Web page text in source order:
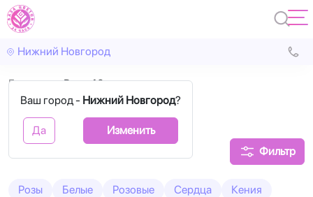
Нижний Новгород
Ваш город - Нижний Новгород?
Да Изменить
Главная Розы 40 см
Розы 40 см букеты
Фильтр
Розы Белые Розовые Сердца
Кения